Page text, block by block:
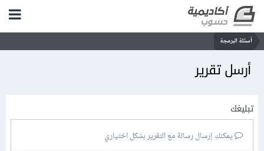
أسئلة البرمجة
أرسل تقرير
تبليغك
يمكنك إرسال رسالة مع التقرير بشكل اختياري